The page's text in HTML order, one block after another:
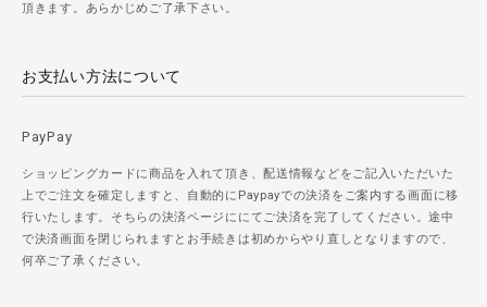
頂きます。あらかじめご了承下さい。
お支払い方法について
PayPay
ショッピングカードに商品を入れて頂き、配送情報などをご記入いただいた
上でご注文を確定しますと、自動的にPaypayでの決済をご案内する画面に移
行いたします。そちらの決済ページににてご決済を完了してください。途中
で決済画面を閉じられますとお手続きは初めからやり直しとなりますので、
何卒ご了承ください。